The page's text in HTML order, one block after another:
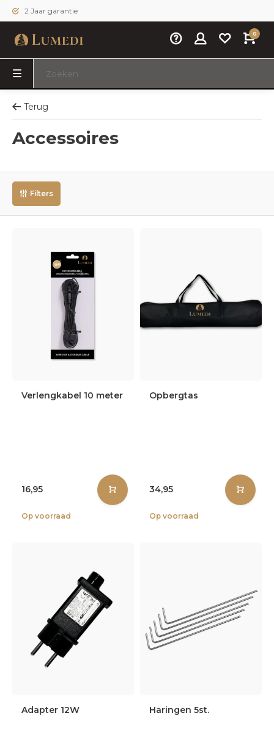
2 Jaar garantie
0
Terug
Accessoires
Filters
Verlengkabel 10 meter
16,95
Op voorraad
Opbergtas
34,95
Op voorraad
Adapter 12W Haringen 5st.